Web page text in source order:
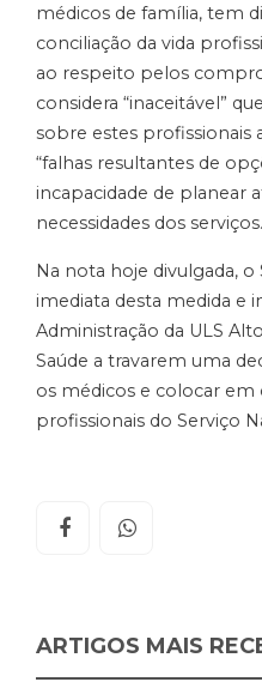
médicos de família, tem
conciliação da vida
ao respeito pelos
considera “inaceitável”
sobre estes profissionais
“falhas resultantes de
incapacidade de planear
necessidades dos serviços.
Na nota hoje divulgada,
imediata desta medida e
Administração da ULS
Saúde a travarem uma
os médicos e colocar em
profissionais do Serviço
ARTIGOS MAIS